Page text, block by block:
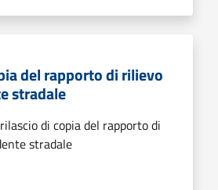
del rapporto di rilievo
stradale
di copia del rapporto di
stradale